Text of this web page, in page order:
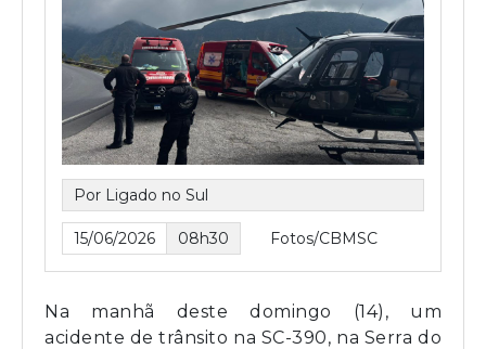
Por Ligado no Sul
15/06/2026 08h30 Fotos/CBMSC
Na manhã deste domingo (14), um
acidente de trânsito na SC-390, na Serra do